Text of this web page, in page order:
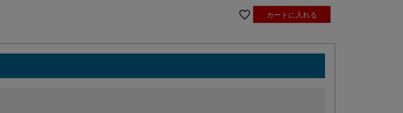
カートに入れる